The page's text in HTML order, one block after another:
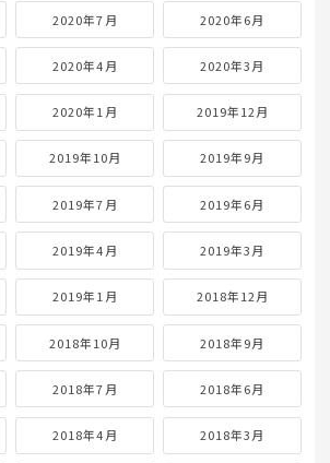
2020年7月 2020年6月
2020年4月 2020年3月
2020年1月 2019年12月
2019年10月 2019年9月
2019年7月 2019年6月
2019年4月 2019年3月
2019年1月 2018年12月
2018年10月 2018年9月
2018年7月 2018年6月
2018年4月 2018年3月